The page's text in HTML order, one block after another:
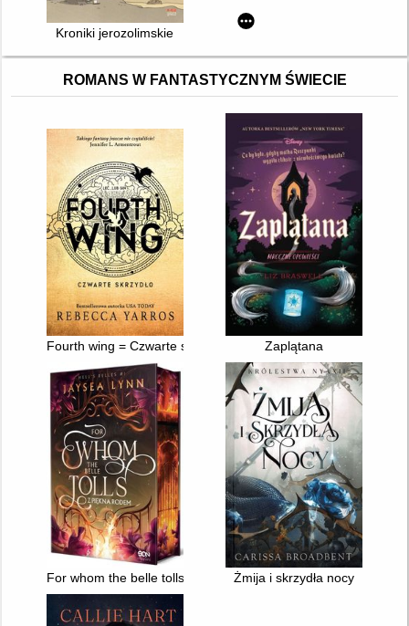
Kroniki jerozolimskie
ROMANS W FANTASTYCZNYM ŚWIECIE
Fourth wing = Czwarte skrzydło Zaplątana
For whom the belle tolls : z piękna rodemŻmija i skrzydła nocy